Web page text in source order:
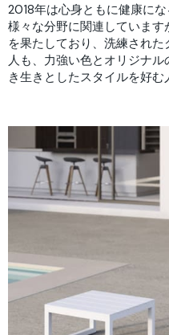
2018年は心身ともに健康に
様々な分野に関連していま
を果たしており、洗練され
人も、力強い色とオリジナ
き生きとしたスタイルを好む